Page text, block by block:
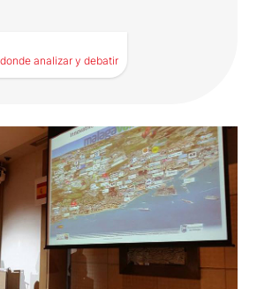
analizar y debatir
único donde analizar y
diferentes sesiones, el Foro
para empresas,
e institucional